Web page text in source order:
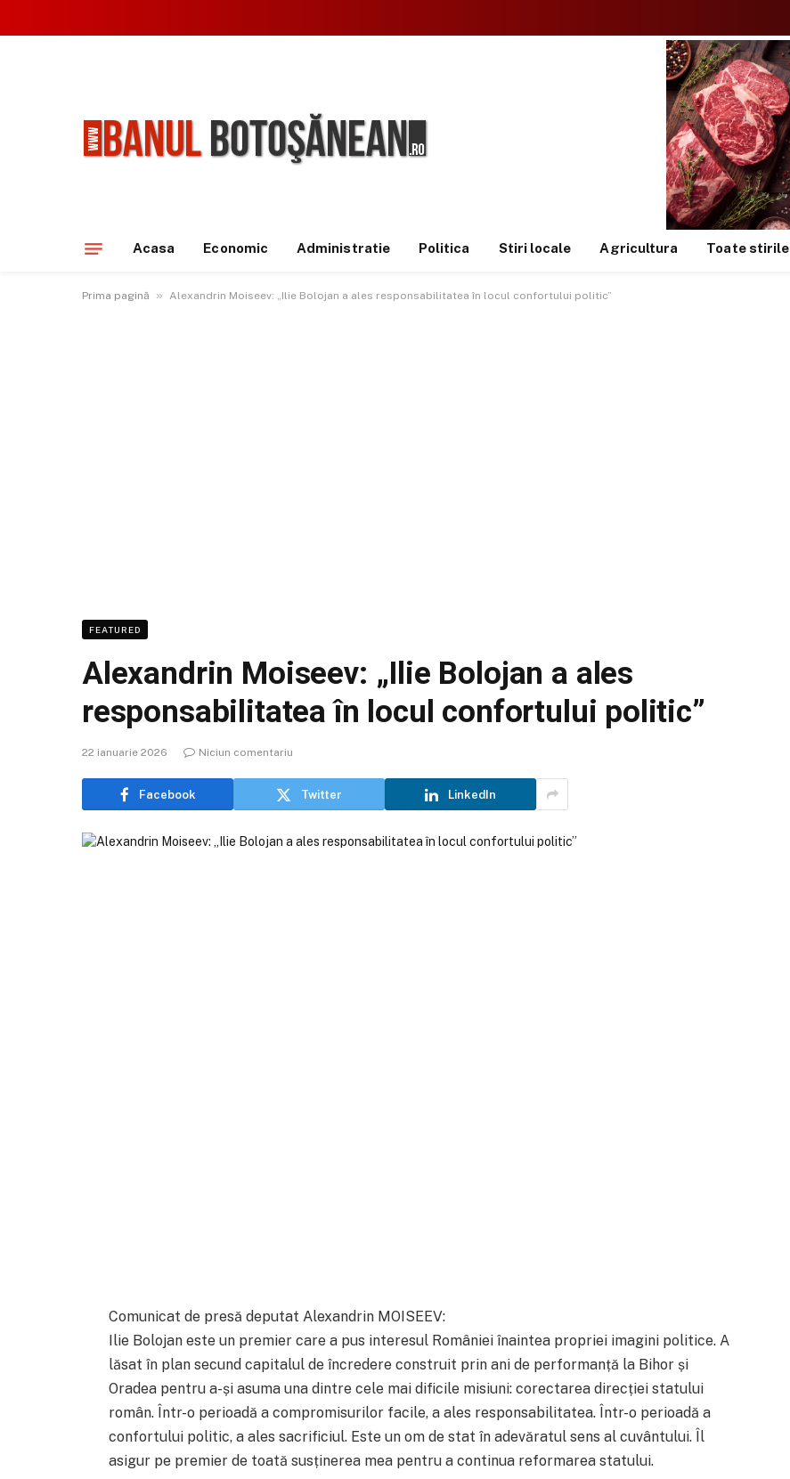
Acasa Economic Administratie Politica Stiri locale Agricultura Toate stirile
Prima pagină » Alexandrin Moiseev: „Ilie Bolojan a ales responsabilitatea în locul confortului politic”
FEATURED
Alexandrin Moiseev: „Ilie Bolojan a ales
responsabilitatea în locul confortului politic”
22 ianuarie 2026 Niciun comentariu
Facebook Twitter LinkedIn
Comunicat de presă deputat Alexandrin MOISEEV:
Ilie Bolojan este un premier care a pus interesul României înaintea propriei imagini politice. A
lăsat în plan secund capitalul de încredere construit prin ani de performanță la Bihor și
Oradea pentru a-și asuma una dintre cele mai dificile misiuni: corectarea direcției statului
român. Într-o perioadă a compromisurilor facile, a ales responsabilitatea. Într-o perioadă a
confortului politic, a ales sacrificiul. Este un om de stat în adevăratul sens al cuvântului. Îl
asigur pe premier de toată susținerea mea pentru a continua reformarea statului.